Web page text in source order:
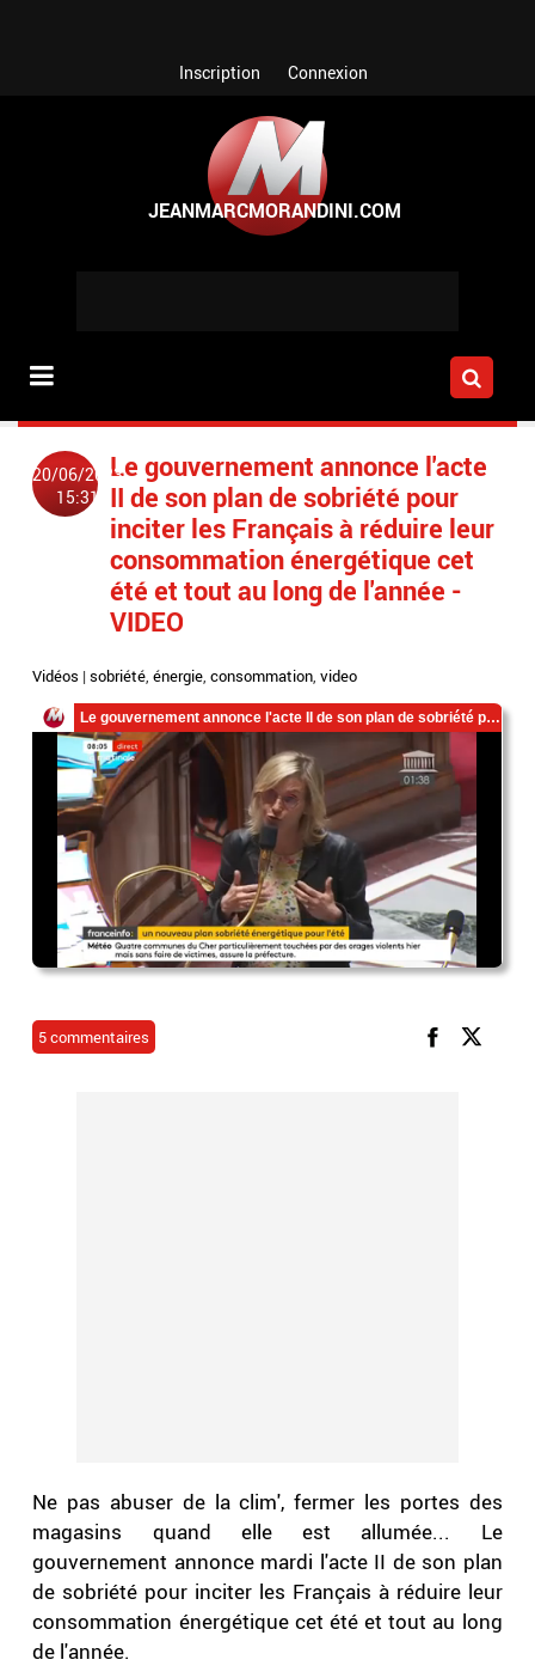
Inscription Connexion
20/06/2023
15:31
Le gouvernement annonce l'acte
II de son plan de sobriété pour
inciter les Français à réduire leur
consommation énergétique cet
été et tout au long de l'année -
VIDEO
Vidéos |sobriété,énergie,consommation,video
5 commentaires
Ne pas abuser de la clim', fermer les portes des
magasins quand elle est allumée... Le
gouvernement annonce mardi l'acte II de son plan
de sobriété pour inciter les Français à réduire leur
consommation énergétique cet été et tout au long
de l'année.